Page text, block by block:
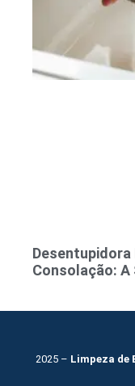
Consolação: A
2025 – Limpeza de